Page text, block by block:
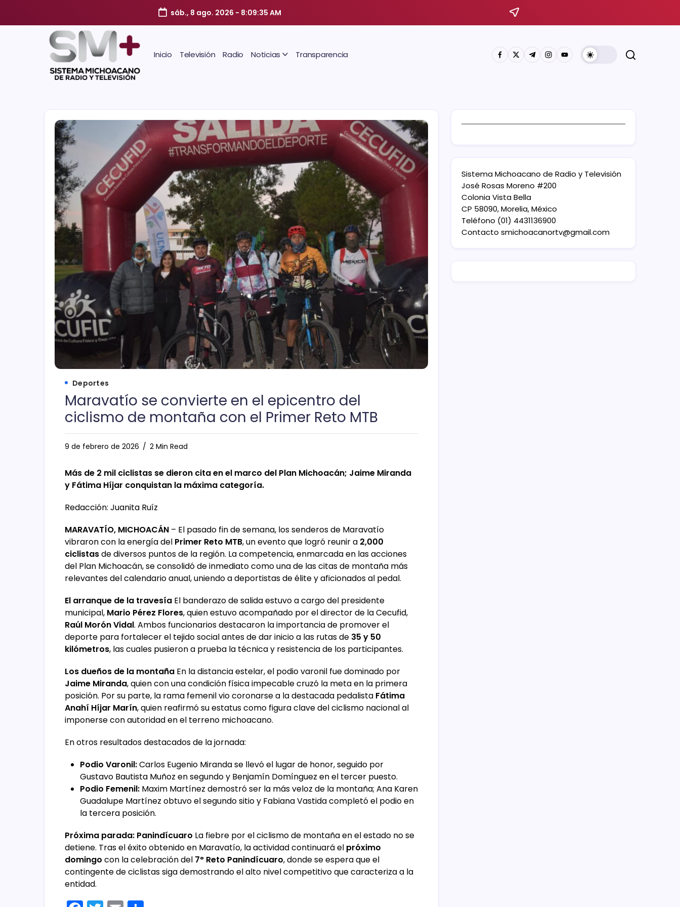
sáb., 8 ago. 2026 - 8:09:36 AM
Inicio Televisión Radio Noticias Transparencia
Deportes
Maravatío se convierte en el epicentro del
ciclismo de montaña con el Primer Reto MTB
9 de febrero de 2026 2 Min Read
Más de 2 mil ciclistas se dieron cita en el marco del Plan Michoacán; Jaime Miranda
y Fátima Híjar conquistan la máxima categoría.
Redacción: Juanita Ruíz
MARAVATÍO, MICHOACÁN – El pasado fin de semana, los senderos de Maravatío
vibraron con la energía del Primer Reto MTB, un evento que logró reunir a 2,000
ciclistasde diversos puntos de la región. La competencia, enmarcada en las acciones
del Plan Michoacán, se consolidó de inmediato como una de las citas de montaña más
relevantes del calendario anual, uniendo a deportistas de élite y aficionados al pedal.
El arranque de la travesía El banderazo de salida estuvo a cargo del presidente
municipal, Mario Pérez Flores, quien estuvo acompañado por el director de la Cecufid,
Raúl Morón Vidal. Ambos funcionarios destacaron la importancia de promover el
deporte para fortalecer el tejido social antes de dar inicio a las rutas de 35 y 50
kilómetros, las cuales pusieron a prueba la técnica y resistencia de los participantes.
Los dueños de la montaña En la distancia estelar, el podio varonil fue dominado por
Jaime Miranda, quien con una condición física impecable cruzó la meta en la primera
posición. Por su parte, la rama femenil vio coronarse a la destacada pedalista Fátima
Anahí Híjar Marín, quien reafirmó su estatus como figura clave del ciclismo nacional al
imponerse con autoridad en el terreno michoacano.
En otros resultados destacados de la jornada:
Podio Varonil:Carlos Eugenio Miranda se llevó el lugar de honor, seguido por
Gustavo Bautista Muñoz en segundo y Benjamín Domínguez en el tercer puesto.
Podio Femenil: Maxim Martínez demostró ser la más veloz de la montaña; Ana Karen
Guadalupe Martínez obtuvo el segundo sitio y Fabiana Vastida completó el podio en
la tercera posición.
Próxima parada: Panindícuaro La fiebre por el ciclismo de montaña en el estado no se
detiene. Tras el éxito obtenido en Maravatío, la actividad continuará el próximo
domingo con la celebración del 7° Reto Panindícuaro, donde se espera que el
contingente de ciclistas siga demostrando el alto nivel competitivo que caracteriza a la
entidad.
Sistema Michoacano de Radio y Televisión
José Rosas Moreno #200
Colonia Vista Bella
CP 58090, Morelia, México
Teléfono (01) 4431136900
Contacto smichoacanortv@gmail.com